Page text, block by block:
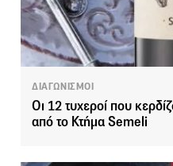
ΔΙΑΓΩΝΙΣΜΟΙ
Οι 12 τυχεροί που
από το Κτήμα Semeli